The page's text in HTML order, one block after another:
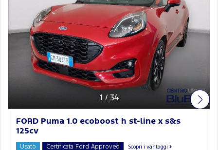
1 / 34
FORD Puma 1.0 ecoboost h st-line x s&s
125cv
Usato Certificata Ford Approved Scopri i vantaggi